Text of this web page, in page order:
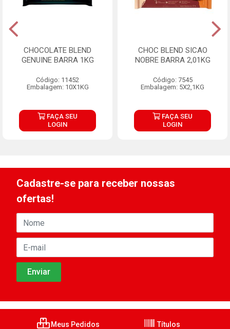
CHOCOLATE BLEND
GENUINE BARRA 1KG
Código: 11452
Embalagem: 10X1KG
FAÇA SEU
LOGIN
CHOC BLEND SICAO
NOBRE BARRA 2,01KG
Código: 7545
Embalagem: 5X2,1KG
FAÇA SEU
LOGIN
Cadastre-se para receber nossas
ofertas!
Meus Pedidos Títulos